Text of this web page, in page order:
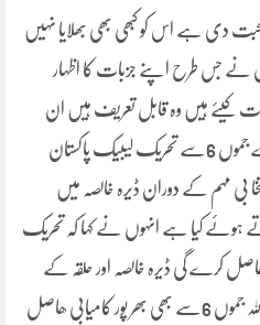
دی ہے اس کو کبھی بھی بھلایا نہیں
جس طرح اپنے جزبات کا اظہار
کیئے ہیں وہ قابل تعریف ہیں ان
خیالات کا اظہار آزاد کشمیر حلقہ ایل اے جموں 6سے تحریک لیبیک پاکستان
بی مہم کے دوران ڈیرہ خالصہ میں
ہوئے کیا ہے انہوں نے کہا کہ تحریک
کرے گی ڈیرہ خالصہ اور حلقہ کے
عوام نے اپنا فیصلہ سنا دیا ہے انشاء اللہ جموں 6سے بھی بھر پور کامیابی ھاصل